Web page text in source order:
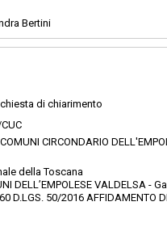
Bertini
di chiarimento
CIRCONDARIO
della Toscana
DELL’EMPOLESE VALDELSA -
D.LGS. 50/2016 AFFIDAMENTO